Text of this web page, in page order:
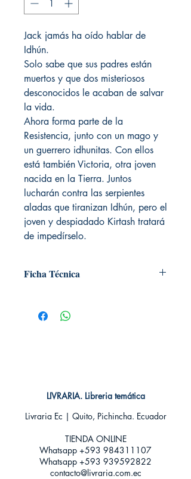
Jack jamás ha oído hablar de
Idhún.
Solo sabe que sus padres están
muertos y que dos misteriosos
desconocidos le acaban de salvar
la vida.
Ahora forma parte de la
Resistencia, junto con un mago y
un guerrero idhunitas. Con ellos
está también Victoria, otra joven
nacida en la Tierra. Juntos
lucharán contra las serpientes
aladas que tiranizan Idhún, pero el
joven y despiadado Kirtash tratará
de impedírselo.
Ficha Técnica
Editorial: SM
Idioma: Castellano
LIVRARIA. Libreria temática
Livraria Ec | Quito, Pichincha. Ecuador
TIENDA ONLINE​
Whatsapp +593 984311107
Whatsapp +593 939592822
contacto@livraria.com.ec